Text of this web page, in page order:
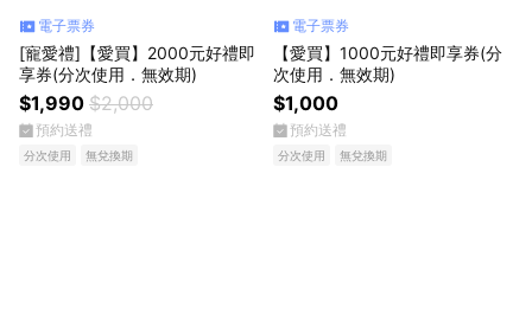
電子票券
[寵愛禮]【愛買】2000元好禮即
享券(分次使用．無效期)
$1,990 $2,000
預約送禮
分次使用 無兌換期
電子票券
【愛買】1000元好禮即享券(分
次使用．無效期)
$1,000
預約送禮
分次使用 無兌換期